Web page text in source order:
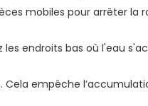
mobiles pour arrêter la
endroits bas où l'eau
empêche